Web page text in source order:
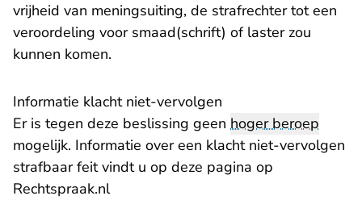
vrijheid van meningsuiting, de strafrechter tot een
veroordeling voor smaad(schrift) of laster zou
kunnen komen.
Informatie klacht niet-vervolgen
Er is tegen deze beslissing geen hoger beroep
mogelijk. Informatie over een klacht niet-vervolgen
strafbaar feit vindt u op deze pagina op
Rechtspraak.nl